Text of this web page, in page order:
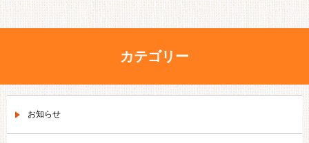
カテゴリー
お知らせ